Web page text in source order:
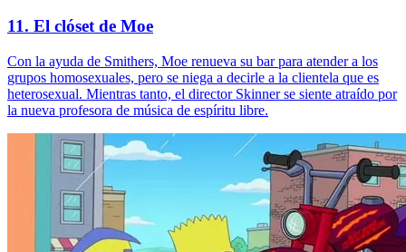
11. El clóset de Moe
Con la ayuda de Smithers, Moe renueva su bar para atender a los
grupos homosexuales, pero se niega a decirle a la clientela que es
heterosexual. Mientras tanto, el director Skinner se siente atraído por
la nueva profesora de música de espíritu libre.